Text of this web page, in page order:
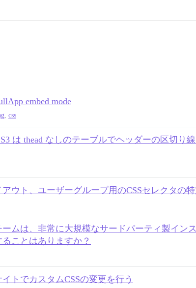
embed mode
css
は thead なしのテーブルでヘッダーの区切り
ウト、ユーザーグループ用のCSSセレクタの特
ームは、非常に大規模なサードパーティ製イン
ことはありますか？
トでカスタムCSSの変更を行う